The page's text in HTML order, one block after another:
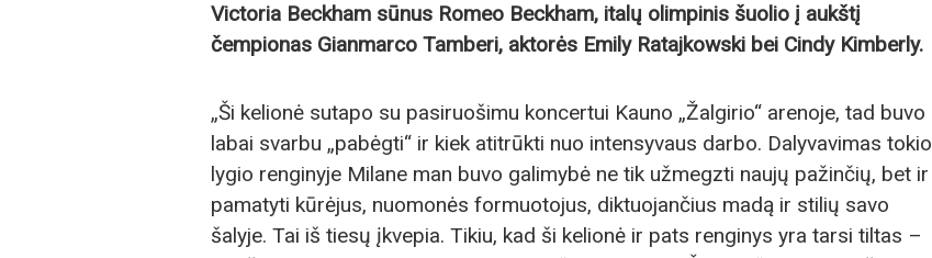
Victoria Beckham sūnus Romeo Beckham, italų olimpinis šuolio į aukštį
čempionas Gianmarco Tamberi, aktorės Emily Ratajkowski bei Cindy Kimberly.
„Ši kelionė sutapo su pasiruošimu koncertui Kauno „Žalgirio“ arenoje, tad buvo
labai svarbu „pabėgti“ ir kiek atitrūkti nuo intensyvaus darbo. Dalyvavimas tokio
lygio renginyje Milane man buvo galimybė ne tik užmegzti naujų pažinčių, bet ir
pamatyti kūrėjus, nuomonės formuotojus, diktuojančius madą ir stilių savo
šalyje. Tai iš tiesų įkvepia. Tikiu, kad ši kelionė ir pats renginys yra tarsi tiltas –